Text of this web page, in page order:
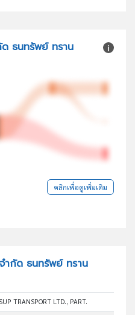
ธนทรัพย์ ทราน
คลิกเพื่อดูเพิ่มเติม
ำกัด ธนทรัพย์ ทราน
TRANSPORT LTD., PART.